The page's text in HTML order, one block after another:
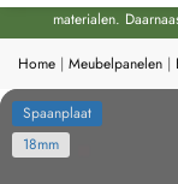
materialen.
Home | Meubelpanelen |
Spaanplaat
18mm